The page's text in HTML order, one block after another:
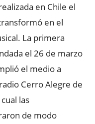
en Chile el
en el
La primera
el 26 de marzo
el medio a
Cerro Alegre de
las
de modo